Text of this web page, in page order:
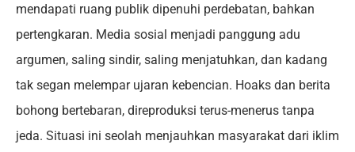
mendapati ruang publik dipenuhi perdebatan, bahkan
pertengkaran. Media sosial menjadi panggung adu
argumen, saling sindir, saling menjatuhkan, dan kadang
tak segan melempar ujaran kebencian. Hoaks dan berita
bohong bertebaran, direproduksi terus-menerus tanpa
jeda. Situasi ini seolah menjauhkan masyarakat dari iklim